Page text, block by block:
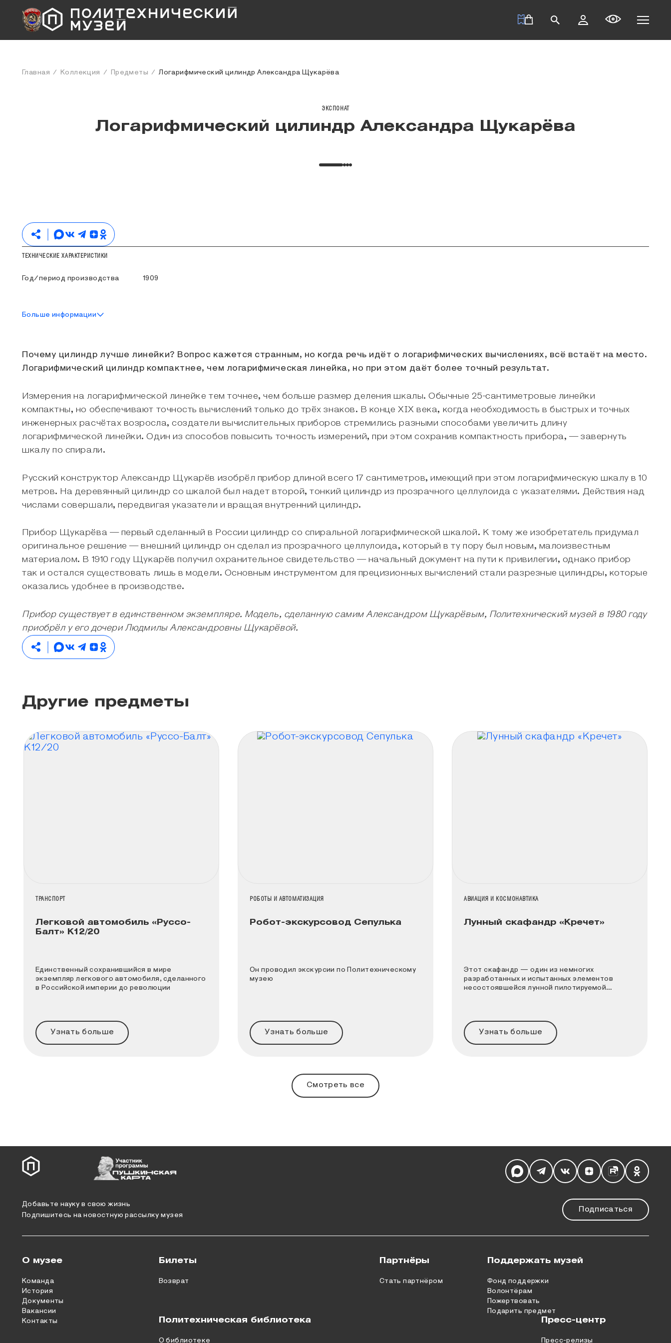
Главная Коллекция Предметы Логарифмический цилиндр Александра Щукарёва
ЭКСПОНАТ
Логарифмический цилиндр Александра Щукарёва
Почему цилиндр лучше линейки? Вопрос кажется странным, но когда речь идёт о логарифмических вычислениях, всё встаёт на место.
Логарифмический цилиндр компактнее, чем логарифмическая линейка, но при этом даёт более точный результат.
Измерения на логарифмической линейке тем точнее, чем больше размер деления шкалы. Обычные 25-сантиметровые линейки
компактны, но обеспечивают точность вычислений только до трёх знаков. В конце XIX века, когда необходимость в быстрых и точных
инженерных расчётах возросла, создатели вычислительных приборов стремились разными способами увеличить длину
логарифмической линейки. Один из способов повысить точность измерений, при этом сохранив компактность прибора, — завернуть
шкалу по спирали.
Русский конструктор Александр Щукарёв изобрёл прибор длиной всего 17 сантиметров, имеющий при этом логарифмическую шкалу в 10
метров. На деревянный цилиндр со шкалой был надет второй, тонкий цилиндр из прозрачного целлулоида с указателями. Действия над
числами совершали, передвигая указатели и вращая внутренний цилиндр.
Прибор Щукарёва — первый сделанный в России цилиндр со спиральной логарифмической шкалой. К тому же изобретатель придумал
оригинальное решение — внешний цилиндр он сделал из прозрачного целлулоида, который в ту пору был новым, малоизвестным
материалом. В 1910 году Щукарёв получил охранительное свидетельство — начальный документ на пути к привилегии, однако прибор
так и остался существовать лишь в модели. Основным инструментом для прецизионных вычислений стали разрезные цилиндры, которые
оказались удобнее в производстве.
Прибор существует в единственном экземпляре. Модель, сделанную самим Александром Щукарёвым, Политехнический музей в 1980 году
приобрёл у его дочери Людмилы Александровны Щукарёвой.
ТЕХНИЧЕСКИЕ ХАРАКТЕРИСТИКИ
Год/период производства 1909
Больше информации
Другие предметы
НАЗВАНИЕ КОЛЛЕКЦИИ
ТРАНСПОРТ
Легковой автомобиль «Руссо-
Балт» К12/20
Единственный сохранившийся в мире
экземпляр легкового автомобиля, сделанного
в Российской империи до революции
Узнать больше
НАЗВАНИЕ КОЛЛЕКЦИИ
РОБОТЫ И АВТОМАТИЗАЦИЯ
Робот-экскурсовод Сепулька
Он проводил экскурсии по Политехническому
музею
Узнать больше
НАЗВАНИЕ КОЛЛЕКЦИИ
АВИАЦИЯ И КОСМОНАВТИКА
Лунный скафандр «Кречет»
Этот скафандр — один из немногих
разработанных и испытанных элементов
несостоявшейся лунной пилотируемой
Узнать больше
Смотреть все
Добавьте науку в свою жизнь
Подпишитесь на новостную рассылку музея
Подписаться
Мы в социальных сетях
О музее
Команда
История
Документы
Вакансии
Контакты
Билеты
Возврат
Партнёры
Стать партнёром
Поддержать музей
Фонд поддержки
Волонтёрам
Пожертвовать
Подарить предмет
Политехническая библиотека
О библиотеке
Пресс-центр
Пресс-релизы